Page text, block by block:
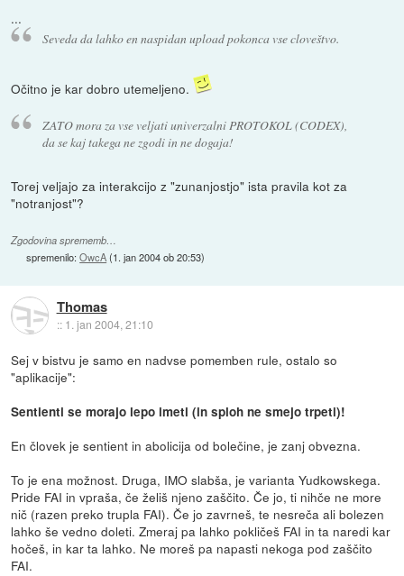
...
Seveda da lahko en naspidan upload pokonca vse cloveštvo.
Očitno je kar dobro utemeljeno.
ZATO mora za vse veljati univerzalni PROTOKOL (CODEX),
da se kaj takega ne zgodi in ne dogaja!
Torej veljajo za interakcijo z "zunanjostjo" ista pravila kot za
"notranjost"?
Zgodovina sprememb…
spremenilo:OwcA(1. jan 2004 ob 20:53)
Thomas
:: 1. jan 2004, 21:10
Sej v bistvu je samo en nadvse pomemben rule, ostalo so
"aplikacije":
Sentienti se morajo lepo imeti (in sploh ne smejo trpeti)!
En človek je sentient in abolicija od bolečine, je zanj obvezna.
To je ena možnost. Druga, IMO slabša, je varianta Yudkowskega.
Pride FAI in vpraša, če želiš njeno zaščito. Če jo, ti nihče ne more
nič (razen preko trupla FAI). Če jo zavrneš, te nesreča ali bolezen
lahko še vedno doleti. Zmeraj pa lahko pokličeš FAI in ta naredi kar
hočeš, in kar ta lahko. Ne moreš pa napasti nekoga pod zaščito
FAI.